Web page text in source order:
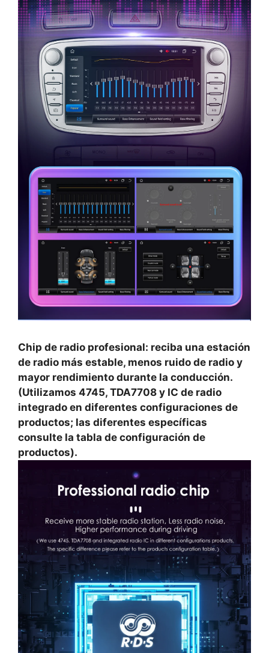
Chip de radio profesional: reciba una estación
de radio más estable, menos ruido de radio y
mayor rendimiento durante la conducción.
(Utilizamos 4745, TDA7708 y IC de radio
integrado en diferentes configuraciones de
productos; las diferentes específicas
consulte la tabla de configuración de
productos).